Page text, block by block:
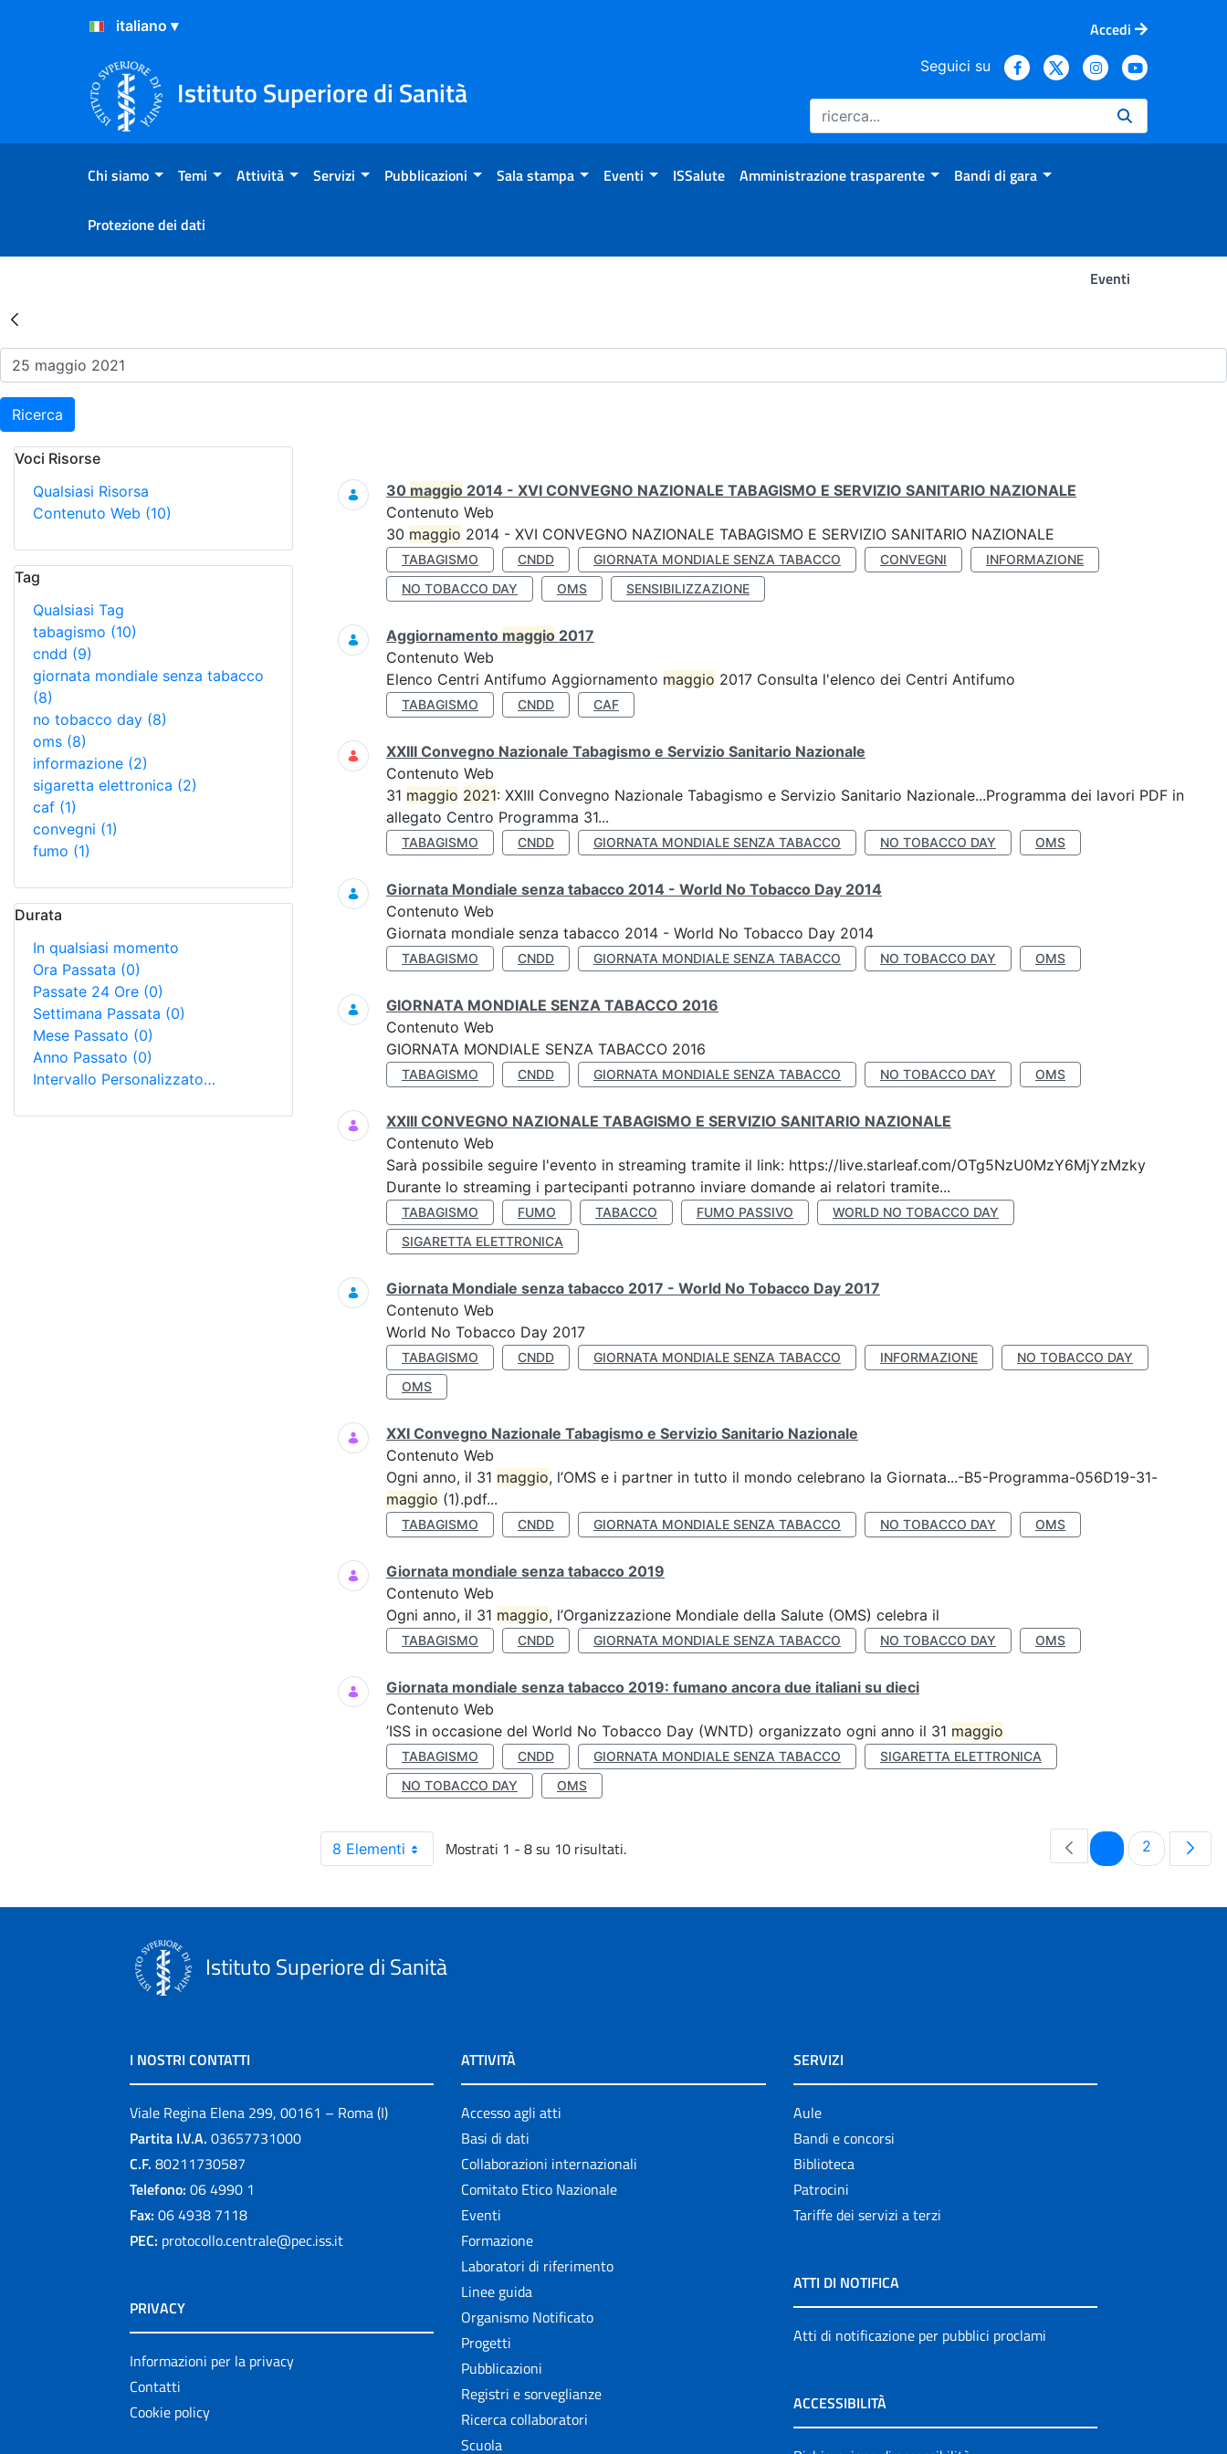
Salta al Contenuto
Salta al Footer
Accedi
Istituto Superiore di Sanità
Seguici su
Chi siamo Temi Attività Servizi Pubblicazioni Sala stampa Eventi ISSalute Amministrazione trasparente Bandi di gara
Protezione dei dati
Eventi
Risultati della Ricerca - Eventi
Ricerca
Voci Risorse
Qualsiasi Risorsa
Contenuto Web (10)
Tag
Qualsiasi Tag
tabagismo (10)
cndd (9)
giornata mondiale senza tabacco
(8)
no tobacco day (8)
oms (8)
informazione (2)
sigaretta elettronica (2)
caf (1)
convegni (1)
fumo (1)
Durata
In qualsiasi momento
Ora Passata (0)
Passate 24 Ore (0)
Settimana Passata (0)
Mese Passato (0)
Anno Passato (0)
Intervallo Personalizzato…
Ricerca
30 maggio 2014 - XVI CONVEGNO NAZIONALE TABAGISMO E SERVIZIO SANITARIO NAZIONALE
Contenuto Web
30 maggio 2014 - XVI CONVEGNO NAZIONALE TABAGISMO E SERVIZIO SANITARIO NAZIONALE
TABAGISMO CNDD GIORNATA MONDIALE SENZA TABACCO CONVEGNI
INFORMAZIONE
NO TOBACCO DAY
OMS SENSIBILIZZAZIONE
Aggiornamento maggio 2017
Contenuto Web
Elenco Centri Antifumo Aggiornamento maggio 2017 Consulta l'elenco dei Centri Antifumo
TABAGISMO CNDD CAF
XXIII Convegno Nazionale Tabagismo e Servizio Sanitario Nazionale
Contenuto Web
31 maggio 2021: XXIII Convegno Nazionale Tabagismo e Servizio Sanitario Nazionale...Programma dei lavori PDF in
allegato Centro Programma 31...
TABAGISMO CNDD GIORNATA MONDIALE SENZA TABACCO NO TOBACCO DAY OMS
Giornata Mondiale senza tabacco 2014 - World No Tobacco Day 2014
Contenuto Web
Giornata mondiale senza tabacco 2014 - World No Tobacco Day 2014
TABAGISMO CNDD GIORNATA MONDIALE SENZA TABACCO NO TOBACCO DAY OMS
GIORNATA MONDIALE SENZA TABACCO 2016
Contenuto Web
GIORNATA MONDIALE SENZA TABACCO 2016
TABAGISMO CNDD GIORNATA MONDIALE SENZA TABACCO NO TOBACCO DAY OMS
XXIII CONVEGNO NAZIONALE TABAGISMO E SERVIZIO SANITARIO NAZIONALE
Contenuto Web
Sarà possibile seguire l'evento in streaming tramite il link: https://live.starleaf.com/OTg5NzU0MzY6MjYzMzky
Durante lo streaming i partecipanti potranno inviare domande ai relatori tramite...
TABAGISMO FUMO TABACCO FUMO PASSIVO
WORLD NO TOBACCO DAY
SIGARETTA ELETTRONICA
Giornata Mondiale senza tabacco 2017 - World No Tobacco Day 2017
Contenuto Web
World No Tobacco Day 2017
TABAGISMO CNDD GIORNATA MONDIALE SENZA TABACCO INFORMAZIONE
NO TOBACCO DAY
OMS
XXI Convegno Nazionale Tabagismo e Servizio Sanitario Nazionale
Contenuto Web
Ogni anno, il 31 maggio, l’OMS e i partner in tutto il mondo celebrano la Giornata...-B5-Programma-056D19-31-
maggio (1).pdf...
TABAGISMO CNDD GIORNATA MONDIALE SENZA TABACCO NO TOBACCO DAY OMS
Giornata mondiale senza tabacco 2019
Contenuto Web
Ogni anno, il 31 maggio, l’Organizzazione Mondiale della Salute (OMS) celebra il
TABAGISMO CNDD GIORNATA MONDIALE SENZA TABACCO NO TOBACCO DAY OMS
Giornata mondiale senza tabacco 2019: fumano ancora due italiani su dieci
Contenuto Web
’ISS in occasione del World No Tobacco Day (WNTD) organizzato ogni anno il 31 maggio
TABAGISMO CNDD GIORNATA MONDIALE SENZA TABACCO
SIGARETTA ELETTRONICA
NO TOBACCO DAY
OMS
8 Elementi Mostrati 1 - 8 su 10 risultati. PaginaPagina
2
Istituto Superiore di Sanità
I NOSTRI CONTATTI
Viale Regina Elena 299, 00161 – Roma (I)
Partita I.V.A. 03657731000
C.F. 80211730587
Telefono: 06 4990 1
Fax: 06 4938 7118
PEC: protocollo.centrale@pec.iss.it
PRIVACY
Informazioni per la privacy
Contatti
Cookie policy
ATTIVITÀ
Accesso agli atti
Basi di dati
Collaborazioni internazionali
Comitato Etico Nazionale
Eventi
Formazione
Laboratori di riferimento
Linee guida
Organismo Notificato
Progetti
Pubblicazioni
Registri e sorveglianze
Ricerca collaboratori
Scuola
SERVIZI
Aule
Bandi e concorsi
Biblioteca
Patrocini
Tariffe dei servizi a terzi
ATTI DI NOTIFICA
Atti di notificazione per pubblici proclami
ACCESSIBILITÀ